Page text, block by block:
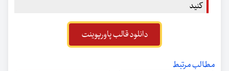
کنید
دانلود قالب پاورپوینت
مطالب مرتبط